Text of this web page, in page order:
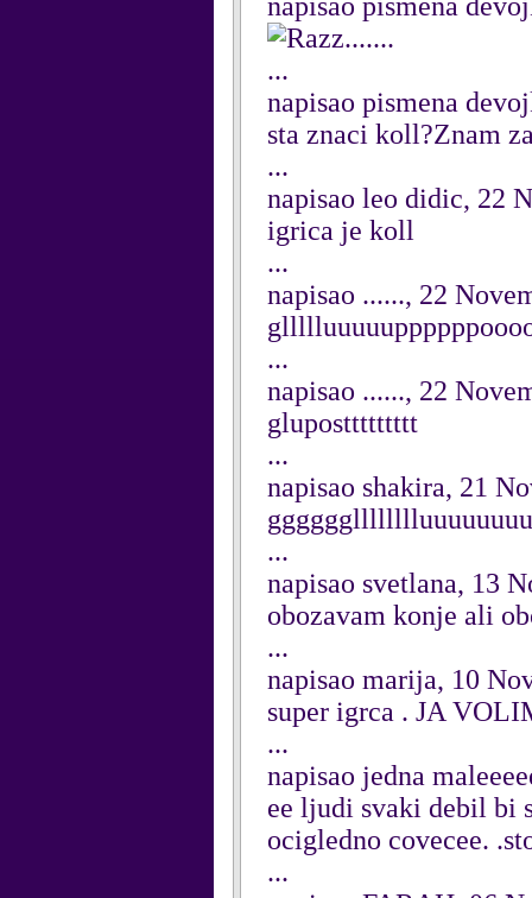
.......
...
napisao pismena
sta znaci koll?Znam
...
napisao leo didic, 22
igrica je koll
...
napisao ......, 22
...
napisao ......, 22
gluposttttttttt
...
napisao shakira, 21
...
napisao svetlana, 13
obozavam konje ali
...
napisao marija, 10
super igrca . JA
...
napisao jedna
ee ljudi svaki debil bi
ocigledno covecee.
...